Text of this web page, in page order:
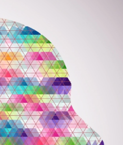
trabalho escravo
Para entender
Podcast